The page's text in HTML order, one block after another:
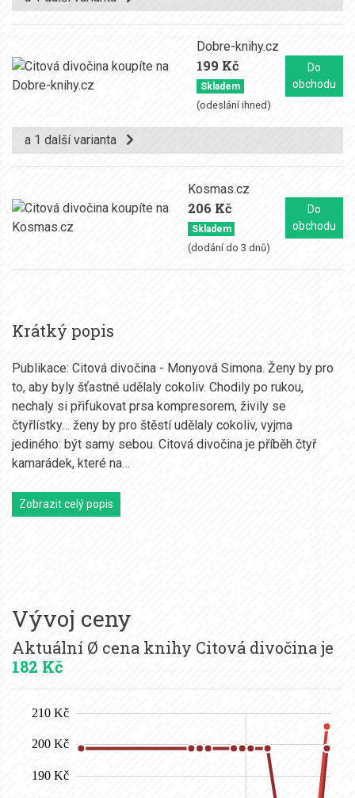
Dobre-knihy.cz
199 Kč
Skladem
(odeslání ihned)
Do
obchodu
a 1 další varianta
Kosmas.cz
206 Kč
Skladem
(dodání do 3 dnů)
Do
obchodu
Krátký popis
Publikace: Citová divočina - Monyová Simona. Ženy by pro
to, aby byly šťastné udělaly cokoliv. Chodily po rukou,
nechaly si přifukovat prsa kompresorem, živily se
čtyřlístky… ženy by pro štěstí udělaly cokoliv, vyjma
jediného: být samy sebou. Citová divočina je příběh čtyř
kamarádek, které na…
Zobrazit celý popis
Vývoj ceny
Aktuální Ø cena knihy Citová divočina je
182 Kč